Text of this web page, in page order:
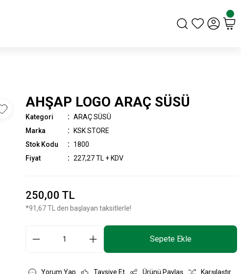
AHŞAP LOGO ARAÇ SÜSÜ
Kategori
ARAÇ SÜSÜ
Marka
KSK STORE
Stok Kodu
1800
Fiyat
227,27 TL + KDV
250,00 TL
*91,67 TL den başlayan taksitlerle!
Sepete Ekle
Yorum Yap Tavsiye Et Ürünü Paylaş Karşılaştır